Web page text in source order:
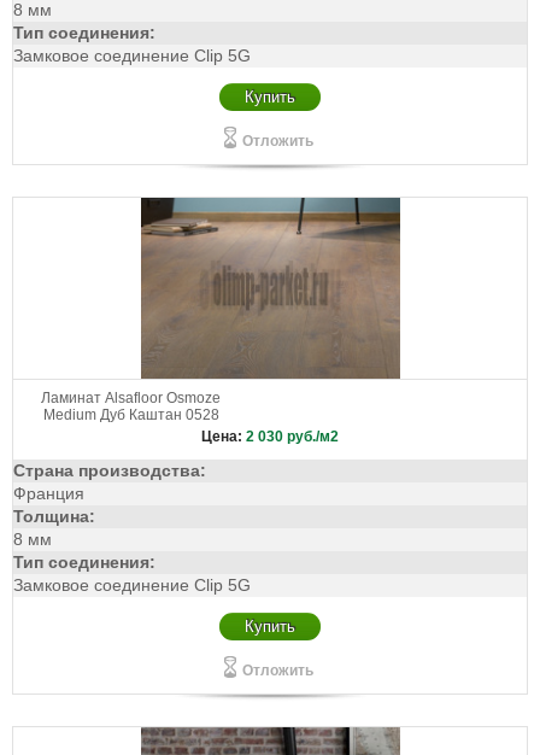
8 мм
Тип соединения:
Замковое соединение Clip 5G
Купить
Отложить
Ламинат Alsafloor Osmoze
Medium Дуб Каштан 0528
Цена: 2 030 руб./м2
Страна производства:
Франция
Толщина:
8 мм
Тип соединения:
Замковое соединение Clip 5G
Купить
Отложить